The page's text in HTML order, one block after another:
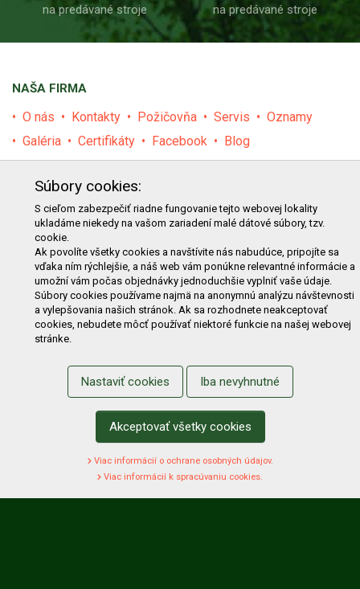
na predávané stroje
na predávané stroje
NAŠA FIRMA
O nás Kontakty Požičovňa Servis
Oznamy
Galéria
Certifikáty Facebook Blog
E-shop Akcie Darčekové poukážky
Katalógy
Zľavy
Novinky Predávané značky
Bazár
Výzvy pre obce a firmy
NAKUPOVANIE
Obchodné podmienky
Cenník prepravy
Reklamačný poriadok
Odstúpenie od kúpy
Protokol na odstúpenie od kúpy
Alternatívne riešenie sporu
Ochrana osobných údajov
Používanie cookies
Nákup na splátky
Registrácia Košík
Zmena údajov
Súbory cookies:
S cieľom zabezpečiť riadne fungovanie tejto webovej lokality
ukladáme niekedy na vašom zariadení malé dátové súbory, tzv.
cookie.
Ak povolíte všetky cookies a navštívite nás nabudúce, pripojíte sa
vďaka ním rýchlejšie, a náš web vám ponúkne relevantné informácie a
umožní vám počas objednávky jednoduchšie vyplniť vaše údaje.
Súbory cookies používame najmä na anonymnú analýzu návštevnosti
a vylepšovania našich stránok. Ak sa rozhodnete neakceptovať
cookies, nebudete môcť používať niektoré funkcie na našej webovej
stránke.
Nastaviť cookies Iba nevyhnutné
Akceptovať všetky cookies
Viac informácií o ochrane osobných údajov.
Viac informácií k spracúvaniu cookies.